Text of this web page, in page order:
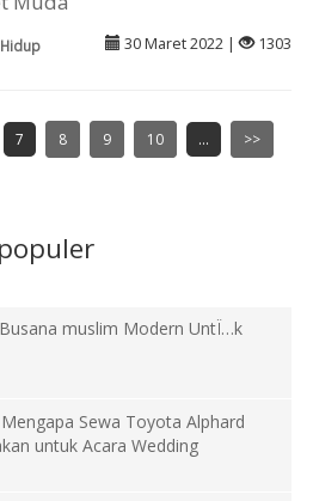
30 Maret 2022 | 1303
7 8 9 10 ... >>
muslim Modern UntÏ…k
Sewa Toyota Alphard
untuk Acara Wedding